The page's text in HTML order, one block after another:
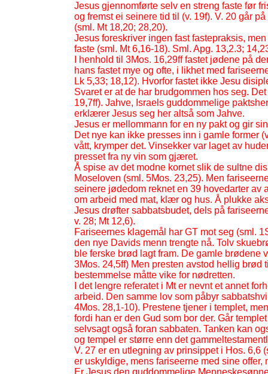
Jesus gjennomførte selv en streng faste før
og fremst ei seinere tid til (v. 19f). V. 20 går
(sml. Mt 18,20; 28,20).
Jesus foreskriver ingen fast fastepraksis,
faste (sml. Mt 6,16-18). Sml. Apg. 13,2.3;
I henhold til 3Mos. 16,29ff fastet jødene på
hans fastet mye og ofte, i likhet med
Lk 5,33; 18,12). Hvorfor fastet ikke Jesu
Svaret er at de har brudgommen hos seg.
19,7ff). Jahve, Israels guddommelige
erklærer Jesus seg her altså som Jahve.
Jesus er mellommann for en ny pakt og gir
Det nye kan ikke presses inn i gamle former
vått, krymper det. Vinsekker var laget av
presset fra ny vin som gjæret.
Å spise av det modne kornet slik de sultne
Moseloven (sml. 5Mos. 23,25). Men
seinere jødedom reknet en 39 hovedarter
om arbeid med mat, klær og hus. Å plukke
Jesus drøfter sabbatsbudet, dels på
v. 28; Mt 12,6).
Fariseernes klagemål har GT mot seg (sml.
den nye Davids menn trengte nå. Tolv
ble ferske brød lagt fram. De gamle brødene
3Mos. 24,5ff) Men presten avstod hellig
bestemmelse måtte vike for nødretten.
I det lengre referatet i Mt er nevnt et annet
arbeid. Den samme lov som påbyr
4Mos. 28,1-10). Prestene tjener i templet,
fordi han er den Gud som bor der. Går
selvsagt også foran sabbaten. Tanken kan
og tempel er større enn det
V. 27 er en utlegning av prinsippet i Hos. 6,6
er uskyldige, mens fariseerne med sine
Er Jesus den guddommelige